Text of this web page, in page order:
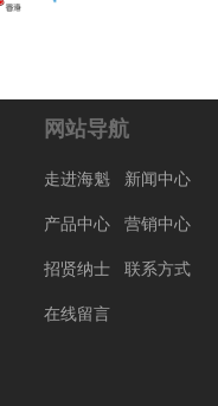
网站导航
走进海魁
新闻中心
产品中心
营销中心
招贤纳士
联系方式
在线留言